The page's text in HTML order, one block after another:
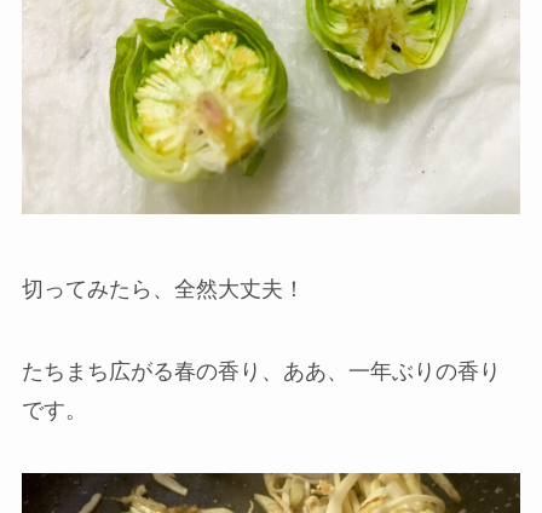
切ってみたら、全然大丈夫！
たちまち広がる春の香り、ああ、一年ぶりの香り
です。